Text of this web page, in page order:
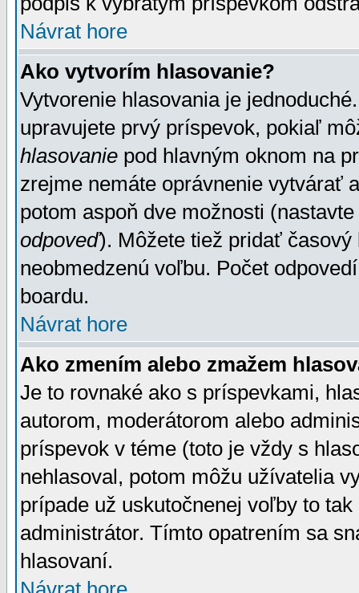
Návrat hore
Ako vytvorím hlasovanie?
Vytvorenie hlasovania je
upravujete prvý príspevok, pokiaľ
hlasovanie pod hlavným oknom na
zrejme nemáte oprávnenie vytvárať
potom aspoň dve možnosti
odpoveď). Môžete tiež pridať
neobmedzenú voľbu. Počet
boardu.
Návrat hore
Ako zmením alebo zmažem
Je to rovnaké ako s príspevkami,
autorom, moderátorom alebo
príspevok v téme (toto je vždy s
nehlasoval, potom môžu užívatelia
prípade už uskutočnenej voľby to
administrátor. Tímto opatrením sa
hlasovaní.